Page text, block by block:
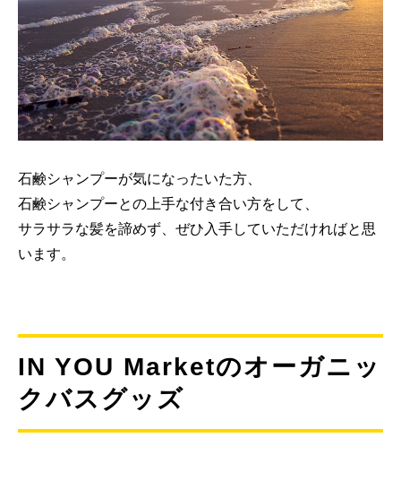
石鹸シャンプーが気になったいた方、
石鹸シャンプーとの上手な付き合い方をして、
サラサラな髪を諦めず、ぜひ入手していただければと思
います。
IN YOU Marketのオーガニッ
クバスグッズ